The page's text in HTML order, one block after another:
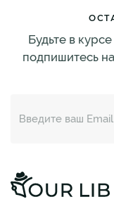
Будьте в
подпишитесь